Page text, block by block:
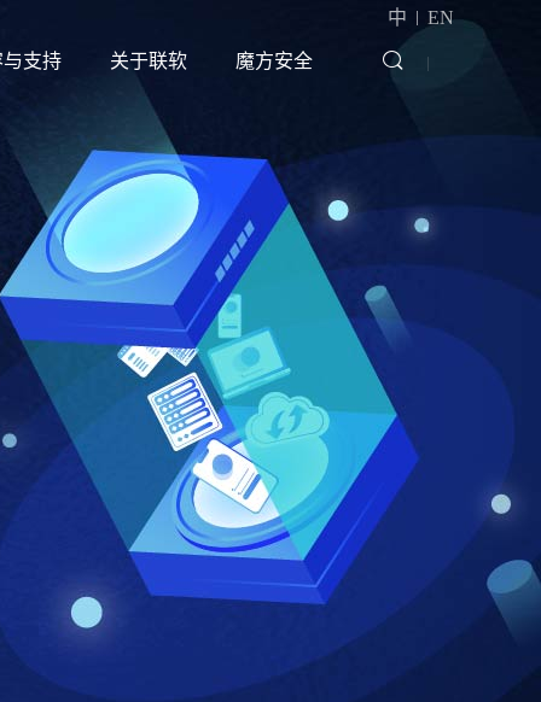
支持 关于联软 魔方安全  |
中 | EN